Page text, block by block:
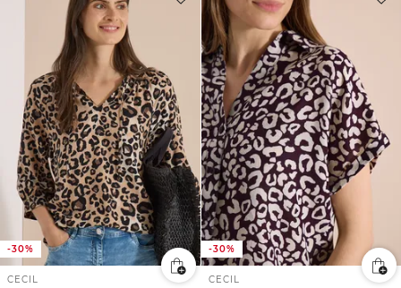
-30%
CECIL
-30%
CECIL